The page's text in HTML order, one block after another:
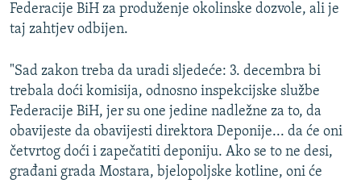
Federacije BiH za produženje okolinske dozvole, ali je
taj zahtjev odbijen.
"Sad zakon treba da uradi sljedeće: 3. decembra bi
trebala doći komisija, odnosno inspekcijske službe
Federacije BiH, jer su one jedine nadležne za to, da
obavijeste da obavijesti direktora Deponije... da će oni
četvrtog doći i zapečatiti deponiju. Ako se to ne desi,
građani grada Mostara, bjelopoljske kotline, oni će